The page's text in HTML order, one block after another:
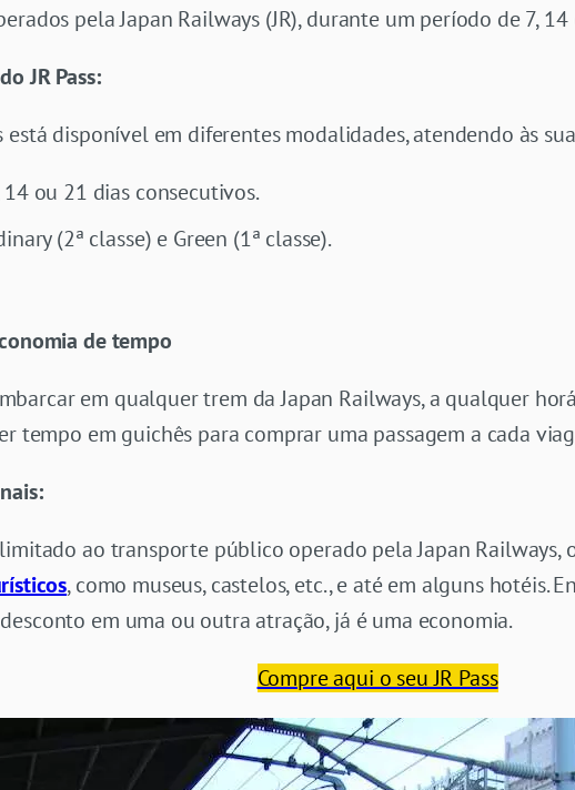
pela Japan Railways (JR), durante um período de 7,
JR Pass:
está disponível em diferentes modalidades, atendendo às
ou 21 dias consecutivos.
(2ª classe) e Green (1ª classe).
de tempo
em qualquer trem da Japan Railways, a qualquer
tempo em guichês para comprar uma passagem a cada
ao transporte público operado pela Japan Railways, o
, como museus, castelos, etc., e até em alguns hotéis.
em uma ou outra atração, já é uma economia.
Compre aqui o seu JR Pass